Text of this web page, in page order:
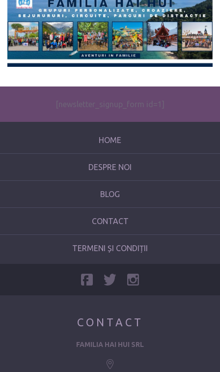
The form you have selected does not exist.
[newsletter_signup_form id=1]
HOME
DESPRE NOI
BLOG
CONTACT
TERMENI ȘI CONDIȚII
CONTACT
FAMILIA HAI HUI SRL